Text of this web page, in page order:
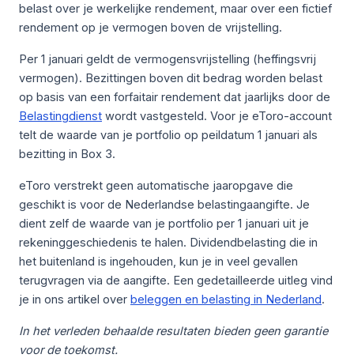
belast over je werkelijke rendement, maar over een fictief
rendement op je vermogen boven de vrijstelling.
Per 1 januari geldt de vermogensvrijstelling (heffingsvrij
vermogen). Bezittingen boven dit bedrag worden belast
op basis van een forfaitair rendement dat jaarlijks door de
Belastingdienst wordt vastgesteld. Voor je eToro-account
telt de waarde van je portfolio op peildatum 1 januari als
bezitting in Box 3.
eToro verstrekt geen automatische jaaropgave die
geschikt is voor de Nederlandse belastingaangifte. Je
dient zelf de waarde van je portfolio per 1 januari uit je
rekeninggeschiedenis te halen. Dividendbelasting die in
het buitenland is ingehouden, kun je in veel gevallen
terugvragen via de aangifte. Een gedetailleerde uitleg vind
je in ons artikel over beleggen en belasting in Nederland.
In het verleden behaalde resultaten bieden geen garantie
voor de toekomst.